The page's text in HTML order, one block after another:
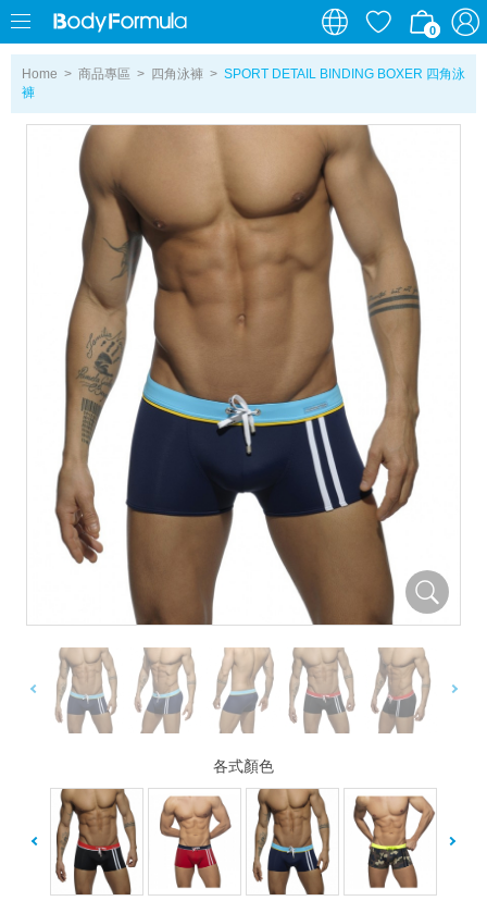
0
0
Home > 商品專區 > 四角泳褲 > SPORT DETAIL BINDING BOXER 四角泳
褲
各式顏色